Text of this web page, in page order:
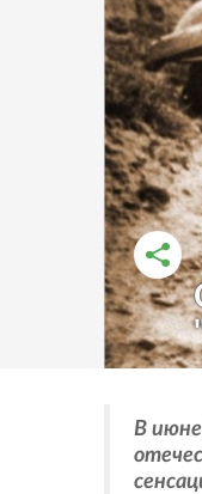
В июне